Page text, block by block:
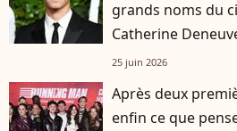
grands noms du
Catherine
25 juin 2026
Après deux
enfin ce que